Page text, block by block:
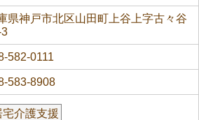
県神戸市北区山田町上谷上字古々谷
582-0111
583-8908
宅介護支援